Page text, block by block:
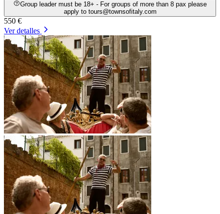
Group leader must be 18+ - For groups of more than 8 pax please
apply to tours@townsofitaly.com
550 €
Ver detalles